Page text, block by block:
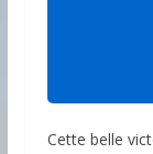
Cette belle